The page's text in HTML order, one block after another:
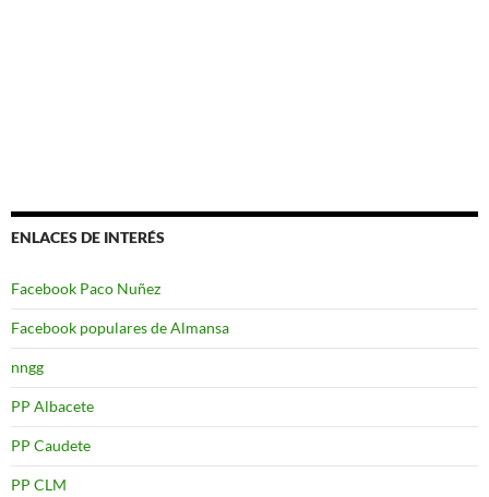
ENLACES DE INTERÉS
Facebook Paco Nuñez
Facebook populares de Almansa
nngg
PP Albacete
PP Caudete
PP CLM